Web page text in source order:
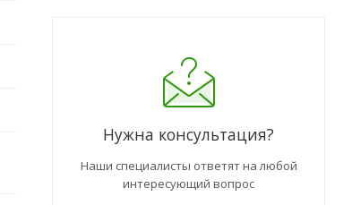
Нужна консультация?
Наши специалисты ответят на любой
интересующий вопрос